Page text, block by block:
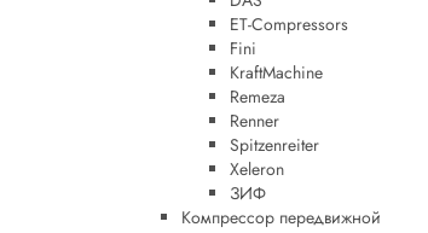
ET-Compressors
Fini
KraftMachine
Remeza
Renner
Spitzenreiter
Xeleron
ЗИФ
Компрессор передвижной